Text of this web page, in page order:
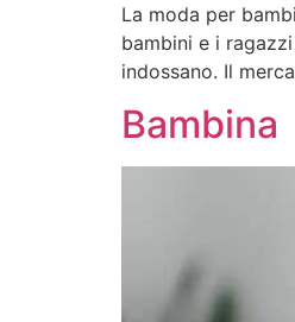
La moda per
bambini e i
indossano. Il
Bambina